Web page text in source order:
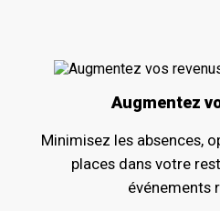
Augmentez
Minimisez les absences,
places dans votre
événements